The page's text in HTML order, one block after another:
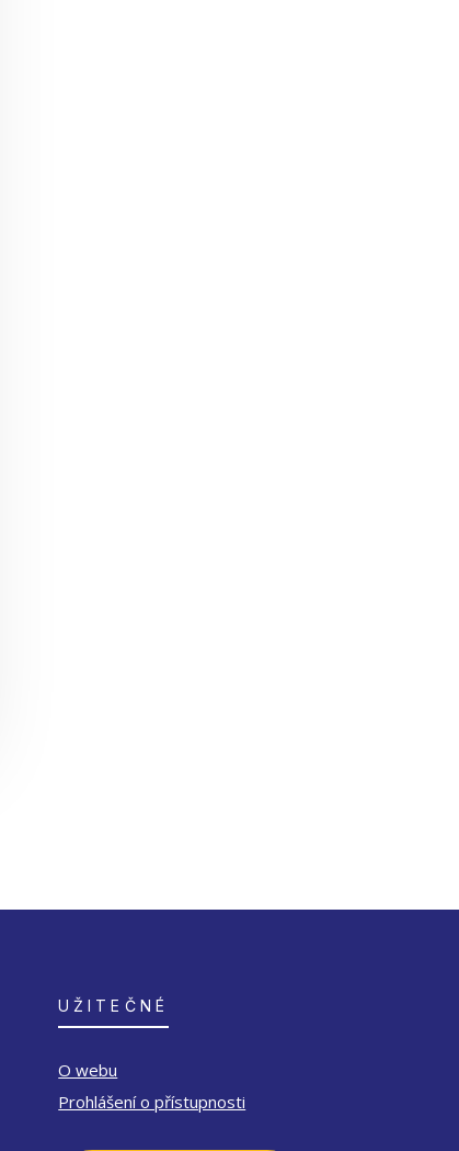
UŽITEČNÉ
O webu
Prohlášení o přístupnosti